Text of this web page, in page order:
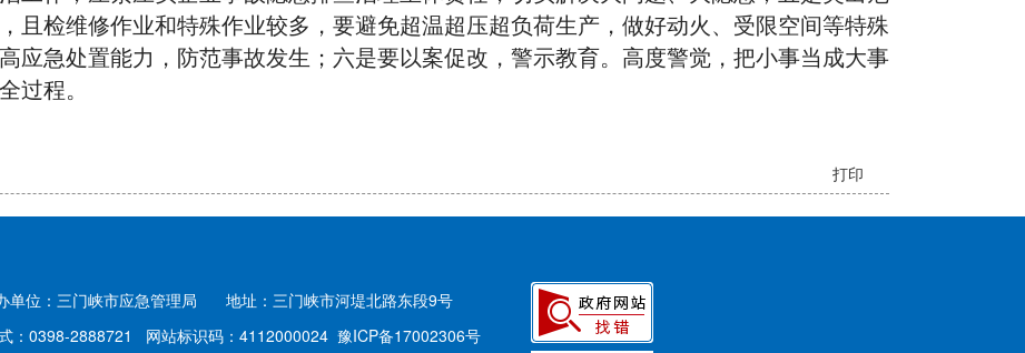
且检维修作业和特殊作业较多，要避免超温超压超负荷生产，做好动火、受限空间等特殊
应急处置能力，防范事故发生；六是要以案促改，警示教育。高度警觉，把小事当成大事
过程。
打印
单位：三门峡市应急管理局
地址：三门峡市河堤北路东段9号
：0398-2888721
网站标识码：4112000024 豫ICP备17002306号